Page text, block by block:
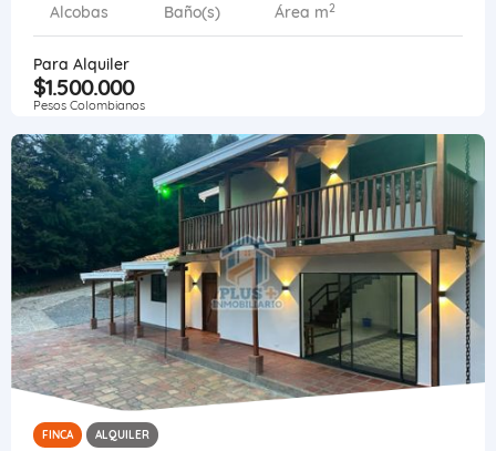
Alcobas Baño(s) Área m2
Para Alquiler
$1.500.000
Pesos Colombianos
FINCA ALQUILER